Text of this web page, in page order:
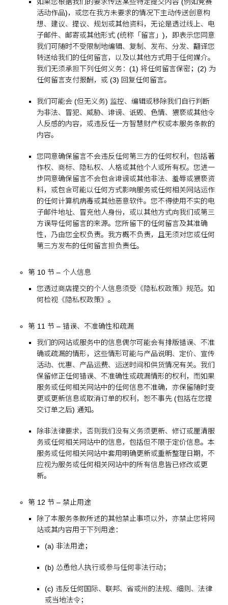
活动作品)，或您在我方未要求的情况下主动传送创意构
想、建议、提议、规划或其他资料，无论是透过线上、电
子邮件、邮寄或其他形式 (统称「留言」)，即表示您同意
我们可随时不受限制地编辑、复制、发布、分发、翻译您
转送给我们的任何留言，以及以其他方式用于任何媒介。
我们无须承担下列任何义务：(1) 将任何留言保密；(2) 为
任何留言支付报酬，或 (3) 回复任何留言。
我们可能会 (但无义务) 监控、编辑或移除我们自行判断
为非法、冒犯、威胁、诽谤、诋毁、色情、猥亵或其他令
人反感的内容，或违反任一方智慧财产权或本服务条款的
内容。
您同意确保留言不会违反任何第三方的任何权利，包括著
作权、商标、隐私权、人格或其他个人或所有权。您进一
步同意确保留言不会包含诽谤或其他非法、羞辱或猥亵资
料，或包含可能以任何方式影响服务或任何相关网站运作
的任何计算机病毒或其他恶意软件。您不得使用不实的电
子邮件地址、冒充他人身份，或以其他方式向我们或第三
方误导任何留言的来源。您所留下的任何留言及其准确
性，乃由您全权负责。我方概不负责，且无须对您或任何
第三方发布的任何留言担负责任。
第 10 节 – 个人信息
您透过商店提交的个人信息须受《隐私权政策》规范。如
何检视《隐私权政策》。
第 11 节 – 错误、不准确性和疏漏
我们的网站或服务中的信息偶尔可能会有排版错误、不准
确或疏漏的情形，这些情形可能与产品说明、定价、宣传
活动、优惠、产品运费、运送时间和供货情况有关。我们
保留修正任何错误、不准确性或疏漏情形的权利，而如果
服务或任何相关网站中的任何信息不准确，亦保留随时变
更或更新信息或取消订单的权利，恕不事先 (包括在您提
交订单之后) 通知。
除非法律要求，否则我们没有义务须更新、修订或厘清服
务或任何相关网站中的信息，包括但不限于定价信息。本
服务或任何相关网站中套用明确更新或重新整理日期，不
应视为服务或任何相关网站中的所有信息皆已修改或更
新。
第 12 节 – 禁止用途
除了本服务条款所述的其他禁止事项以外，亦禁止您将网
站或其内容用于下列用途：
(a) 非法用途；
(b) 怂恿他人执行或参与任何非法行动；
(c) 违反任何国际、联邦、省或州的法规、细则、法律
或当地法令；